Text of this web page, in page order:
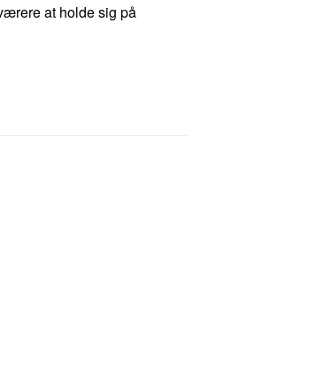
at holde sig på